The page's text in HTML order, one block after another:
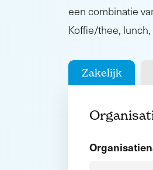
een combinatie
Koffie/thee,
Zakelijk